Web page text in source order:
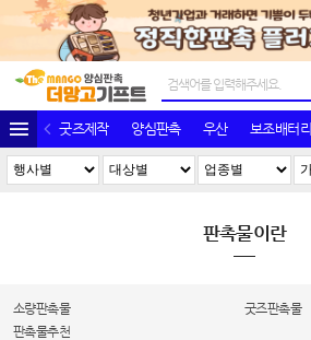
굿즈제작 양심판촉 우산 보조배터리
판촉물이란
소량판촉물
굿즈판촉물
판촉물추천